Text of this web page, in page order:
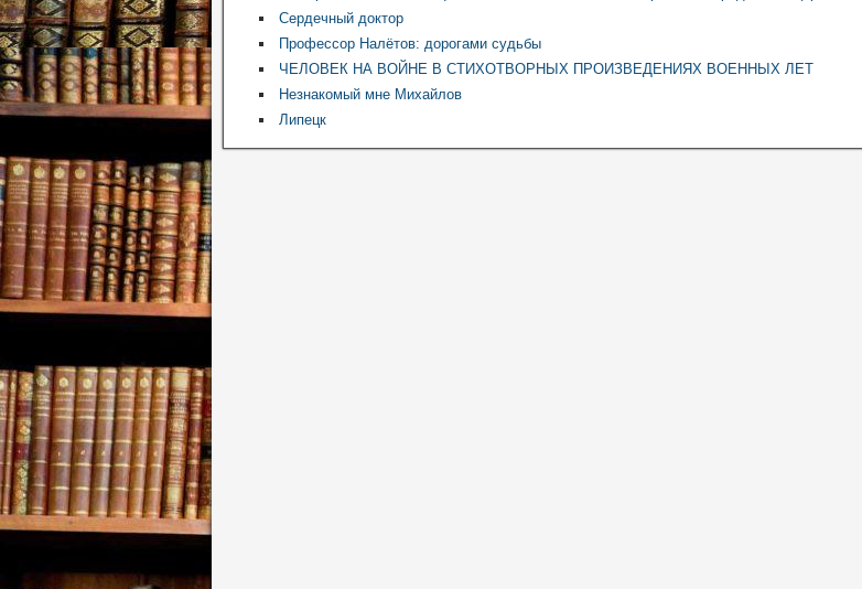
Сердечный доктор
Профессор Налётов: дорогами судьбы
ЧЕЛОВЕК НА ВОЙНЕ В СТИХОТВОРНЫХ ПРОИЗВЕДЕНИЯХ ВОЕННЫХ ЛЕТ
Незнакомый мне Михайлов
Липецк